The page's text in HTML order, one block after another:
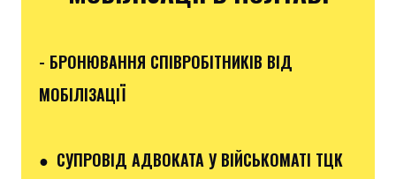
- БРОНЮВАННЯ СПІВРОБІТНИКІВ ВІД
МОБІЛІЗАЦІЇ
● СУПРОВІД АДВОКАТА У ВІЙСЬКОМАТІ ТЦК